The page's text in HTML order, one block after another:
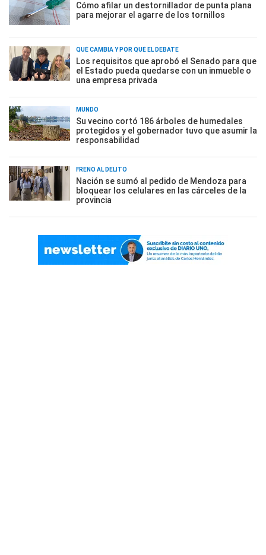
Cómo afilar un destornillador de punta plana
para mejorar el agarre de los tornillos
QUÉ CAMBIA Y POR QUÉ EL DEBATE
Los requisitos que aprobó el Senado para que
el Estado pueda quedarse con un inmueble o
una empresa privada
MUNDO
Su vecino cortó 186 árboles de humedales
protegidos y el gobernador tuvo que asumir la
responsabilidad
FRENO AL DELITO
Nación se sumó al pedido de Mendoza para
bloquear los celulares en las cárceles de la
provincia